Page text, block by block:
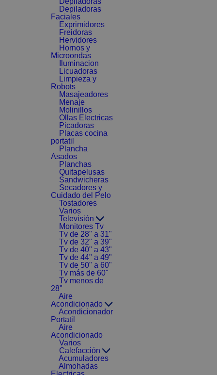
Depiladoras
Faciales
Exprimidores
Freidoras
Hervidores
Hornos y
Microondas
Iluminacion
Licuadoras
Limpieza y
Robots
Masajeadores
Menaje
Molinillos
Ollas Electricas
Picadoras
Placas cocina
portatil
Plancha
Asados
Planchas
Quitapelusas
Sandwicheras
Secadores y
Cuidado del Pelo
Tostadores
Varios
Televisión
Monitores Tv
Tv de 28" a 31"
Tv de 32" a 39"
Tv de 40" a 43"
Tv de 44" a 49"
Tv de 50" a 60"
Tv más de 60"
Tv menos de
28"
Aire
Acondicionado
Acondicionador
Portatil
Aire
Acondicionado
Varios
Calefacción
Acumuladores
Almohadas